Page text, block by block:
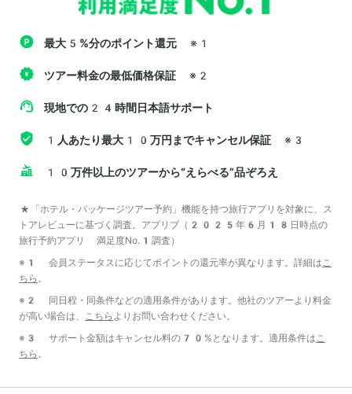
最大5%分のポイント還元 ※1
ツアー料金の最低価格保証 ※2
現地での24時間日本語サポート
1人あたり最大10万円までキャンセル保証 ※3
10万件以上のツアーから“えらべる”品ぞろえ
*「ホテル・パッケージツアー予約」機能を持つ旅行アプリを対象に、ス
トアレビューに基づく調査。アプリブ（2025年6月18日時点の
旅行予約アプリ 満足度No.1調査）
※1 会員ステータスに応じてポイントの還元率が異なります。詳細は こ
ちら 。
※2 同日程・同条件などの適用条件があります。他社のツアーより料金
が高い場合は、
こちら よりお問い合わせください。
※3 サポート金額はキャンセル料の70%となります。適用条件は こ
ちら 。